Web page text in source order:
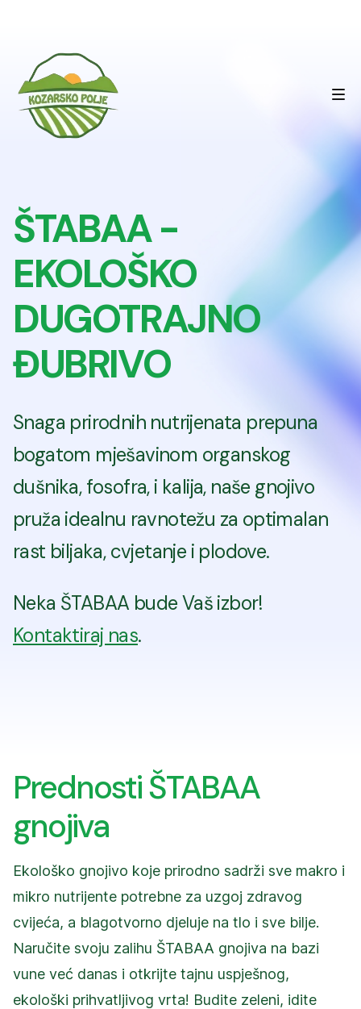
ŠTABAA -
EKOLOŠKO
DUGOTRAJNO
ĐUBRIVO
Snaga prirodnih nutrijenata prepuna
bogatom mješavinom organskog
dušnika, fosofra, i kalija, naše gnojivo
pruža idealnu ravnotežu za optimalan
rast biljaka, cvjetanje i plodove.
Neka ŠTABAA bude Vaš izbor!
Kontaktiraj nas.
Prednosti ŠTABAA
gnojiva
Ekološko gnojivo koje prirodno sadrži sve makro i
mikro nutrijente potrebne za uzgoj zdravog
cvijeća, a blagotvorno djeluje na tlo i sve bilje.
Naručite svoju zalihu ŠTABAA gnojiva na bazi
vune već danas i otkrijte tajnu uspješnog,
ekološki prihvatljivog vrta! Budite zeleni, idite